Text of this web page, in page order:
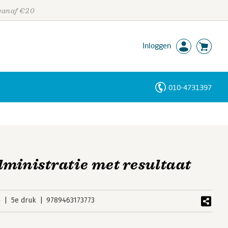
€20
Inloggen
010-4731397
met resultaat
5e druk 9789463173773
Personen